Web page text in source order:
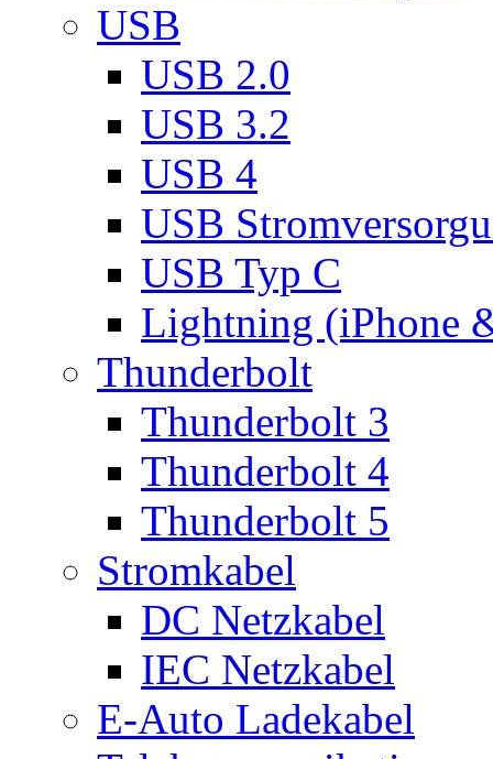
USB
USB 2.0
USB 3.2
USB 4
USB
USB Typ C
Lightning (iPhone
Thunderbolt
Thunderbolt 3
Thunderbolt 4
Thunderbolt 5
Stromkabel
DC Netzkabel
IEC Netzkabel
E-Auto Ladekabel